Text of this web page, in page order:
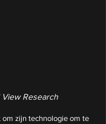
Research
zijn technologie om te